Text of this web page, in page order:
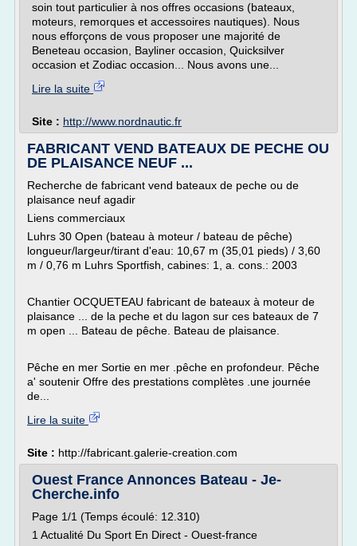
soin tout particulier à nos offres occasions (bateaux,
moteurs, remorques et accessoires nautiques). Nous
nous efforçons de vous proposer une majorité de
Beneteau occasion, Bayliner occasion, Quicksilver
occasion et Zodiac occasion... Nous avons une...
Lire la suite
Site : http://www.nordnautic.fr
FABRICANT VEND BATEAUX DE PECHE OU
DE PLAISANCE NEUF ...
Recherche de fabricant vend bateaux de peche ou de
plaisance neuf agadir
Liens commerciaux
Luhrs 30 Open (bateau à moteur / bateau de pêche)
longueur/largeur/tirant d'eau: 10,67 m (35,01 pieds) / 3,60
m / 0,76 m Luhrs Sportfish, cabines: 1, a. cons.: 2003
Chantier OCQUETEAU fabricant de bateaux à moteur de
plaisance ... de la peche et du lagon sur ces bateaux de 7
m open ... Bateau de pêche. Bateau de plaisance.
Pêche en mer Sortie en mer .pêche en profondeur. Pêche
a' soutenir Offre des prestations complètes .une journée
de...
Lire la suite
Site : http://fabricant.galerie-creation.com
Ouest France Annonces Bateau - Je-
Cherche.info
Page 1/1 (Temps écoulé: 12.310)
1 Actualité Du Sport En Direct - Ouest-france